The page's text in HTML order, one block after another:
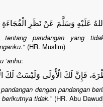
عَلَيْهِ وَسَلَّمَ عَنْ نَظَرِ
pandangan yang
(HR. Muslim)
‘anhu:
فَإِنَّ لَكَ الْأُولَى وَلَيْسَتْ لَكَ
dengan pandangan
tidak.” (HR. Abu